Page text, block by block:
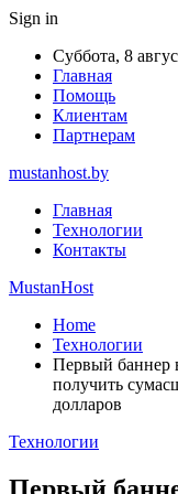
Sign in
Суббота, 8
Главная
Помощь
Клиентам
Партнерам
mustanhost.by
Главная
Технологии
Контакты
MustanHost
Home
Технологии
Первый баннер
получить
долларов
Технологии